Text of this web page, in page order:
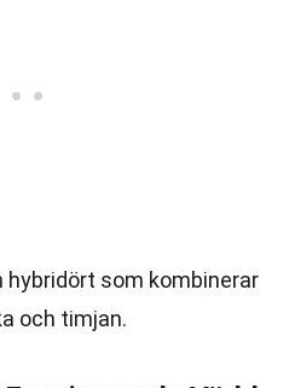
hybridört som kombinerar
och timjan.